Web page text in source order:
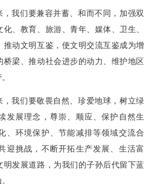
我们要兼容并蓄、和而不同，加强双
、教育、旅游、青年、媒体、卫生、
推动文明互鉴，使文明交流互鉴成为增
桥梁、推动社会进步的动力、维护地区
我们要敬畏自然、珍爱地球，树立绿
发展理念，尊崇、顺应、保护自然生
、环境保护、节能减排等领域交流合
迎挑战，不断开拓生产发展、生活富
明发展道路，为我们的子孙后代留下蓝